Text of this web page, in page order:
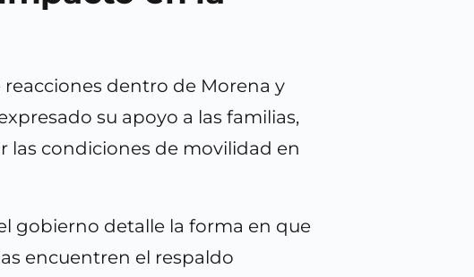
dentro de Morena y
su apoyo a las familias,
las condiciones de movilidad en
gobierno detalle la forma en que
encuentren el respaldo